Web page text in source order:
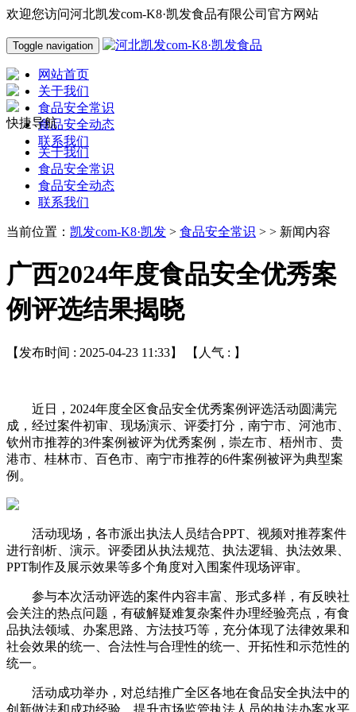
欢迎您访问河北凯发com-K8·凯发食品有限公司官方网站
Toggle navigation
网站首页
关于我们
食品安全常识
食品安全动态
联系我们
快捷导航
关于我们
食品安全常识
食品安全动态
联系我们
当前位置： 凯发com-K8·凯发 > 食品安全常识 > > 新闻内容
广西2024年度食品安全优秀案
例评选结果揭晓
【发布时间 : 2025-04-23 11:33】 【人气 : 】
近日，2024年度全区食品安全优秀案例评选活动圆满完
成，经过案件初审、现场演示、评委打分，南宁市、河池市、
钦州市推荐的3件案例被评为优秀案例，崇左市、梧州市、贵
港市、桂林市、百色市、南宁市推荐的6件案例被评为典型案
例。
活动现场，各市派出执法人员结合PPT、视频对推荐案件
进行剖析、演示。评委团从执法规范、执法逻辑、执法效果、
PPT制作及展示效果等多个角度对入围案件现场评审。
参与本次活动评选的案件内容丰富、形式多样，有反映社
会关注的热点问题，有破解疑难复杂案件办理经验亮点，有食
品执法领域、办案思路、方法技巧等，充分体现了法律效果和
社会效果的统一、合法性与合理性的统一、开拓性和示范性的
统一。
活动成功举办，对总结推广全区各地在食品安全执法中的
创新做法和成功经验，提升市场监管执法人员的执法办案水平